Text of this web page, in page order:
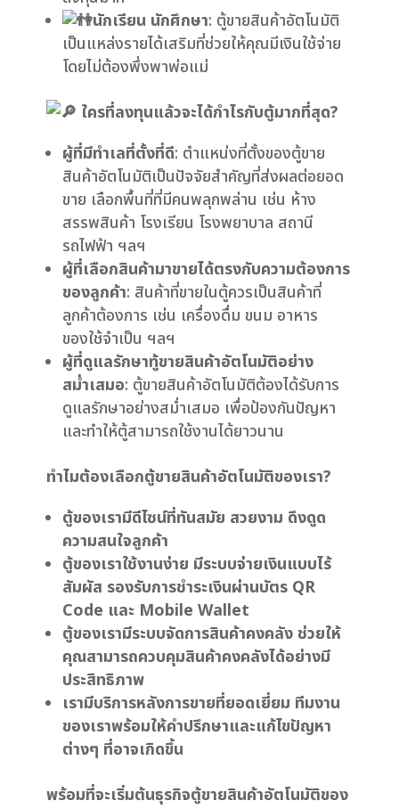
นักเรียน นักศึกษา: ตู้ขายสินค้าอัตโนมัติ
เป็นแหล่งรายได้เสริมที่ช่วยให้คุณมีเงินใช้จ่าย
โดยไม่ต้องพึ่งพาพ่อแม่
ใครที่ลงทุนแล้วจะได้กำไรกับตู้มากที่สุด?
ผู้ที่มีทำเลที่ตั้งที่ดี: ตำแหน่งที่ตั้งของตู้ขาย
สินค้าอัตโนมัติเป็นปัจจัยสำคัญที่ส่งผลต่อยอด
ขาย เลือกพื้นที่ที่มีคนพลุกพล่าน เช่น ห้าง
สรรพสินค้า โรงเรียน โรงพยาบาล สถานี
รถไฟฟ้า ฯลฯ
ผู้ที่เลือกสินค้ามาขายได้ตรงกับความต้องการ
ของลูกค้า: สินค้าที่ขายในตู้ควรเป็นสินค้าที่
ลูกค้าต้องการ เช่น เครื่องดื่ม ขนม อาหาร
ของใช้จำเป็น ฯลฯ
ผู้ที่ดูแลรักษาทู้ขายสินค้าอัตโนมัติอย่าง
สม่ำเสมอ: ตู้ขายสินค้าอัตโนมัติต้องได้รับการ
ดูแลรักษาอย่างสม่ำเสมอ เพื่อป้องกันปัญหา
และทำให้ตู้สามารถใช้งานได้ยาวนาน
ทำไมต้องเลือกตู้ขายสินค้าอัตโนมัติของเรา?
ตู้ของเรามีดีไซน์ที่ทันสมัย สวยงาม ดึงดูด
ความสนใจลูกค้า
ตู้ของเราใช้งานง่าย มีระบบจ่ายเงินแบบไร้
สัมผัส รองรับการชำระเงินผ่านบัตร QR
Code และ Mobile Wallet
ตู้ของเรามีระบบจัดการสินค้าคงคลัง ช่วยให้
คุณสามารถควบคุมสินค้าคงคลังได้อย่างมี
ประสิทธิภาพ
เรามีบริการหลังการขายที่ยอดเยี่ยม ทีมงาน
ของเราพร้อมให้คำปรึกษาและแก้ไขปัญหา
ต่างๆ ที่อาจเกิดขึ้น
พร้อมที่จะเริ่มต้นธุรกิจตู้ขายสินค้าอัตโนมัติของ